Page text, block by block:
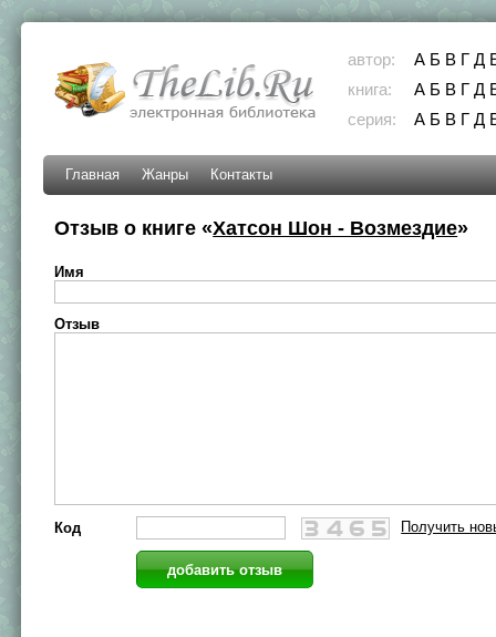
автор: А Б В Г Д
книга:
А Б В Г Д
серия:
А Б В Г Д
Главная Жанры Контакты
Отзыв о книге «Хатсон Шон - Возмездие»
Имя
Отзыв
Код Получить